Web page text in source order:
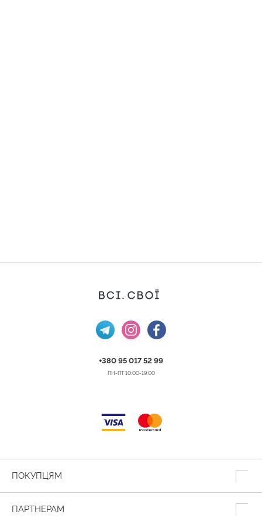
+380 95 017 52 99
ПН-ПТ 10:00-19:00
ПОКУПЦЯМ
ПАРТНЕРАМ